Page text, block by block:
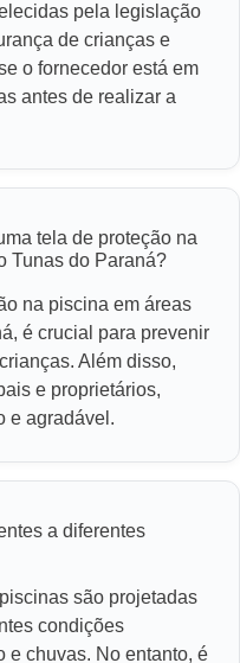
pela legislação
de crianças e
o fornecedor está em
antes de realizar a
tela de proteção na
Tunas do Paraná?
na piscina em áreas
é crucial para prevenir
Além disso,
e proprietários,
e agradável.
a diferentes
são projetadas
condições
e chuvas. No entanto, é